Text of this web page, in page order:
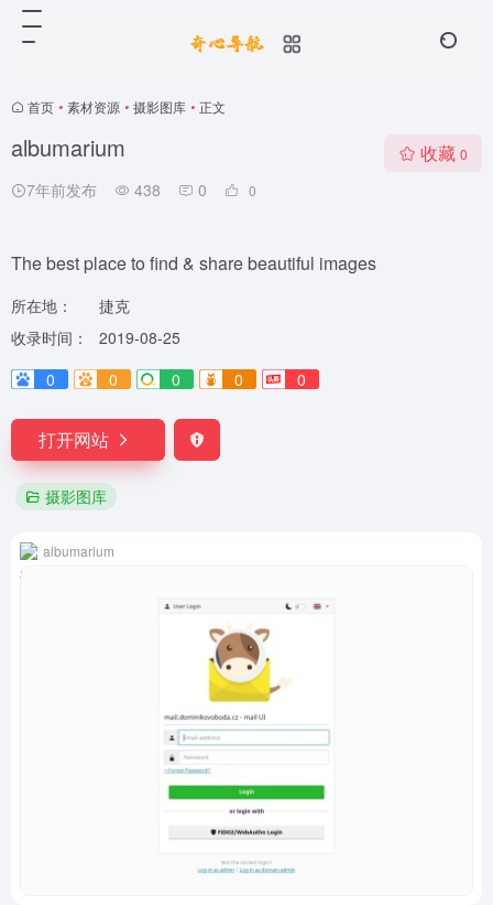
首页 • 素材资源 • 摄影图库 • 正文
albumarium
7年前发布 438 0 0
收藏 0
The best place to find & share beautiful images
所在地：
捷克
收录时间：
2019-08-25
0
0 0 0 0
打开网站
摄影图库
albumarium